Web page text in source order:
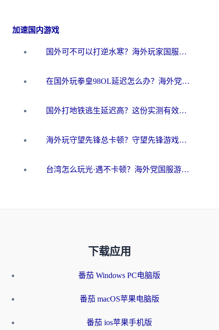
加速国内游戏
国外可不可以打逆水寒？海外玩家国服畅玩终极指南（附漫威荒野乱斗加速方案）
在国外玩拳皇98OL延迟怎么办？海外党亲测有效的低延迟指南
国外打地铁逃生延迟高？这份实测有效的低延迟指南帮你吃鸡
海外玩守望先锋总卡顿？守望先锋游戏加速器在哪里买&避坑指南（附欧洲非洲游戏实测）
台湾怎么玩光·遇不卡顿？海外党国服游戏加速终极攻略（附实测体验）
下载应用
番茄 Windows PC电脑版
番茄 macOS苹果电脑版
番茄 ios苹果手机版